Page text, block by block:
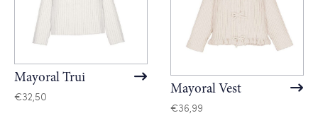
Mayoral Trui
€32,50
Mayoral Vest
€36,99